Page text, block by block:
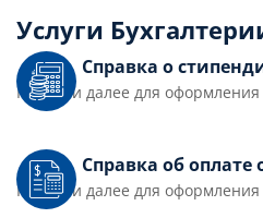
Услуги
Справка о
Перейти далее для оформления
Справка об оплате
Перейти далее для оформления